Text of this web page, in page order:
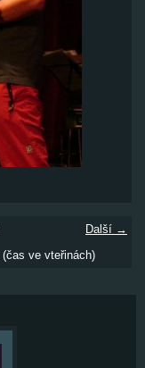
Další →
(čas ve vteřinách)